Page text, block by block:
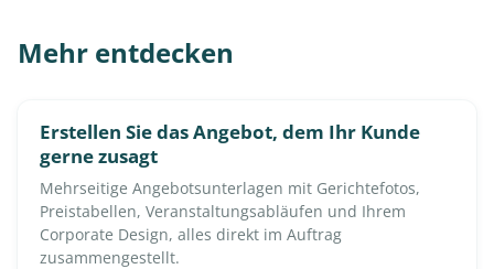
Mehr entdecken
Erstellen Sie das Angebot, dem Ihr Kunde
gerne zusagt
Mehrseitige Angebotsunterlagen mit Gerichtefotos,
Preistabellen, Veranstaltungsabläufen und Ihrem
Corporate Design, alles direkt im Auftrag
zusammengestellt.